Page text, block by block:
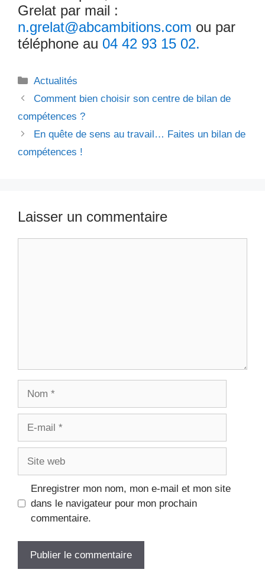
Grelat par mail :
n.grelat@abcambitions.com ou par
téléphone au 04 42 93 15 02.
Catégories
Actualités
Comment bien choisir son centre de bilan de
compétences ?
En quête de sens au travail… Faites un bilan de
compétences !
Laisser un commentaire
Enregistrer mon nom, mon e-mail et mon site
dans le navigateur pour mon prochain
commentaire.